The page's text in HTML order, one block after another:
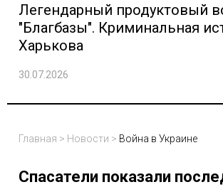
Легендарный продуктовый
"Благбазы". Криминальная
Харькова
30.07.2026
Главная > Новости > Война в Украине
Спасатели показали